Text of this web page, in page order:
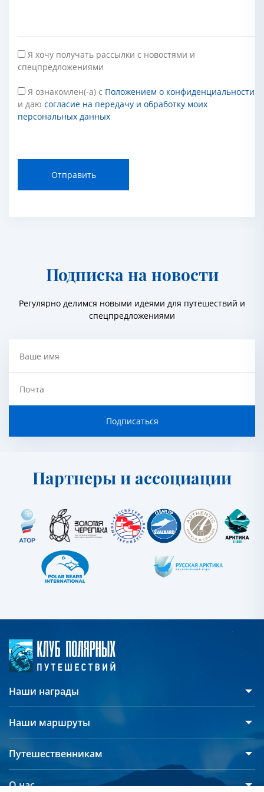
Я хочу получать рассылки с новостями и
спецпредложениями
Я ознакомлен(-а) с Положением о конфиденциальности
и даю согласие на передачу и обработку моих
персональных данных
Отправить
Подписка на новости
Регулярно делимся новыми идеями для путешествий и
спецпредложениями
Ваше имя
Почта
Подписаться
Партнеры и ассоциации
Наши награды
Наши маршруты
Арктика
Северный полюс
Путешественникам
О нас